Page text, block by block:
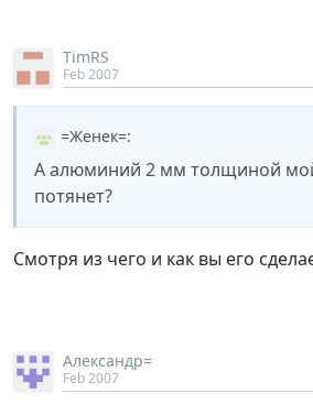
TimRS
Feb 2007
=Женек=:
А алюминий 2 мм толщиной
потянет?
Смотря из чего и как вы его
Александр=
Feb 2007